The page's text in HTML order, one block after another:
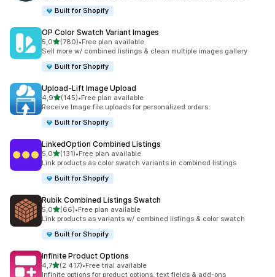
Built for Shopify
OP Color Swatch Variant Images
5,0na 5 gwiazdek
(780)
Łączna liczba recenzji: 780
•Free plan available
Sell more w/ combined listings & clean multiple images gallery
Built for Shopify
Upload‑Lift Image Upload
4,9na 5 gwiazdek
(145)
Łączna liczba recenzji: 145
•Free plan available
Receive Image file uploads for personalized orders.
Built for Shopify
LinkedOption Combined Listings
5,0na 5 gwiazdek
(131)
Łączna liczba recenzji: 131
•Free plan available
Link products as color swatch variants in combined listings
Built for Shopify
Rubik Combined Listings Swatch
5,0na 5 gwiazdek
(66)
Łączna liczba recenzji: 66
•Free plan available
Link products as variants w/ combined listings & color swatch
Built for Shopify
Infinite Product Options
4,7na 5 gwiazdek
(2 417)
Łączna liczba recenzji: 2417
•Free trial available
Infinite options for product options, text fields & add-ons